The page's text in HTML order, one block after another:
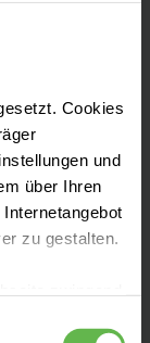
Cookies
und
über Ihren
zu gestalten.